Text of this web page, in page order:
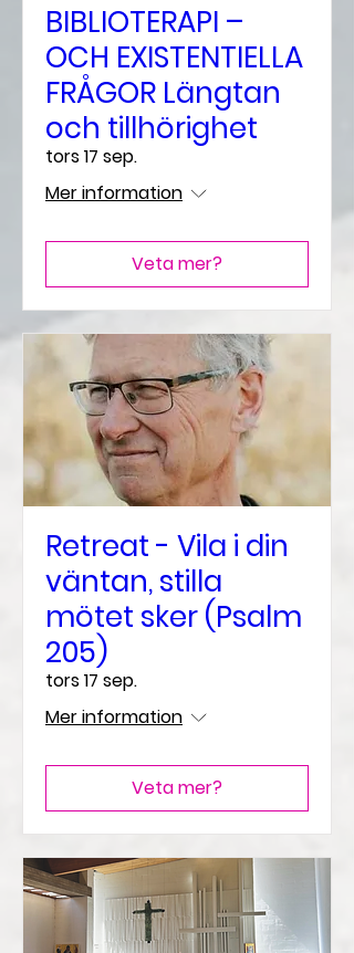
BIBLIOTERAPI –
OCH EXISTENTIELLA
FRÅGOR Längtan
och tillhörighet
tors 17 sep.
Mer information
Veta mer?
Retreat - Vila i din
väntan, stilla
mötet sker (Psalm
205)
tors 17 sep.
Mer information
Veta mer?